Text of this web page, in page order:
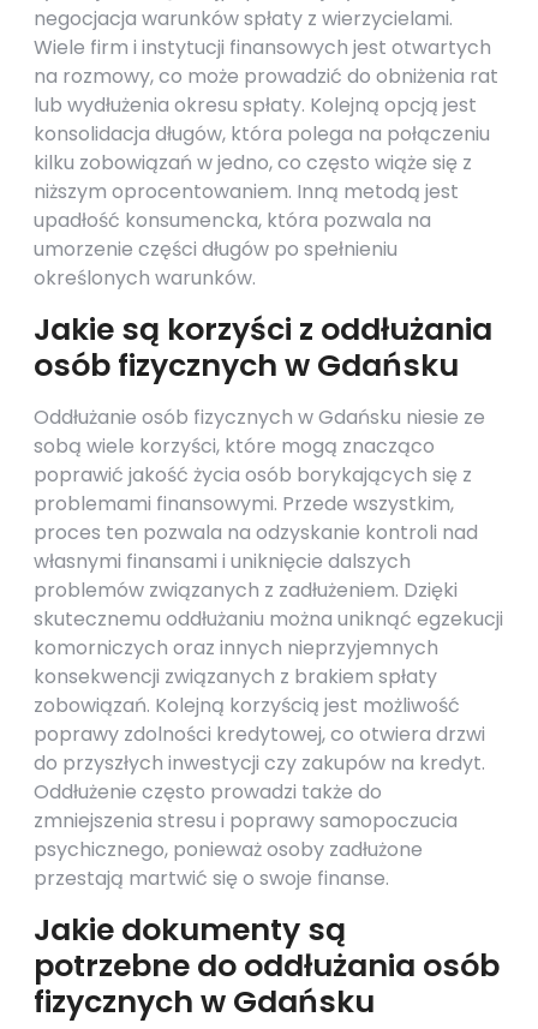
negocjacja warunków spłaty z wierzycielami.
Wiele firm i instytucji finansowych jest otwartych
na rozmowy, co może prowadzić do obniżenia rat
lub wydłużenia okresu spłaty. Kolejną opcją jest
konsolidacja długów, która polega na połączeniu
kilku zobowiązań w jedno, co często wiąże się z
niższym oprocentowaniem. Inną metodą jest
upadłość konsumencka, która pozwala na
umorzenie części długów po spełnieniu
określonych warunków.
Jakie są korzyści z oddłużania
osób fizycznych w Gdańsku
Oddłużanie osób fizycznych w Gdańsku niesie ze
sobą wiele korzyści, które mogą znacząco
poprawić jakość życia osób borykających się z
problemami finansowymi. Przede wszystkim,
proces ten pozwala na odzyskanie kontroli nad
własnymi finansami i uniknięcie dalszych
problemów związanych z zadłużeniem. Dzięki
skutecznemu oddłużaniu można uniknąć egzekucji
komorniczych oraz innych nieprzyjemnych
konsekwencji związanych z brakiem spłaty
zobowiązań. Kolejną korzyścią jest możliwość
poprawy zdolności kredytowej, co otwiera drzwi
do przyszłych inwestycji czy zakupów na kredyt.
Oddłużenie często prowadzi także do
zmniejszenia stresu i poprawy samopoczucia
psychicznego, ponieważ osoby zadłużone
przestają martwić się o swoje finanse.
Jakie dokumenty są
potrzebne do oddłużania osób
fizycznych w Gdańsku